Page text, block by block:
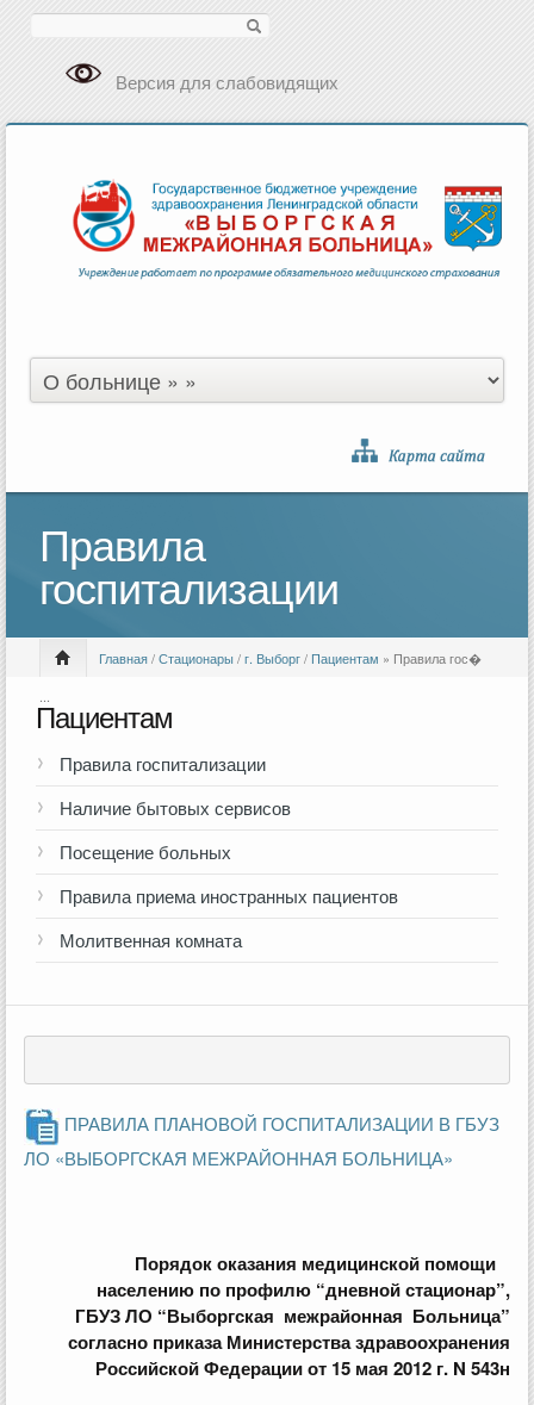
Версия для слабовидящих
Правила
госпитализации
Главная/Стационары/г. Выборг/ Пациентам » Правила гос�
Пациентам
Правила госпитализации
Наличие бытовых сервисов
Посещение больных
Правила приема иностранных пациентов
Молитвенная комната
ПРАВИЛА ПЛАНОВОЙ ГОСПИТАЛИЗАЦИИ В ГБУЗ
ЛО «ВЫБОРГСКАЯ МЕЖРАЙОННАЯ БОЛЬНИЦА»
Порядок оказания медицинской помощи
населению по профилю “дневной стационар”,
ГБУЗ ЛО “Выборгская межрайонная Больница”
согласно приказа Министерства здравоохранения
Российской Федерации от 15 мая 2012 г. N 543н